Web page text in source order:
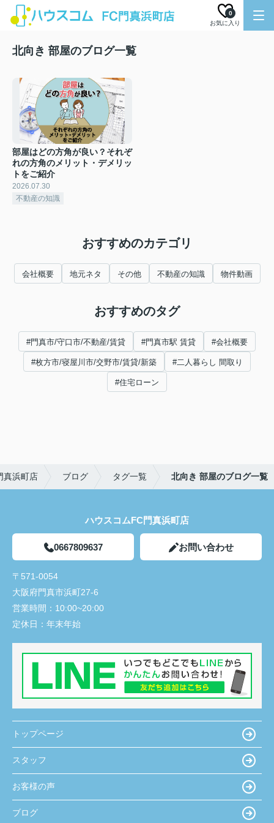
お気に入り
0
北向き 部屋のブログ一覧
部屋はどの方角が良い？それぞ
れの方角のメリット・デメリッ
トをご紹介
2026.07.30
不動産の知識
おすすめのカテゴリ
会社概要 地元ネタ その他 不動産の知識 物件動画
おすすめのタグ
#門真市/守口市/不動産/賃貸 #門真市駅 賃貸 #会社概要
#枚方市/寝屋川市/交野市/賃貸/新築 #二人暮らし 間取り
#住宅ローン
真浜町店 ブログ タグ一覧 北向き 部屋のブログ一覧
ハウスコムFC門真浜町店
0667809637 お問い合わせ
〒571-0054
大阪府門真市浜町27-6
営業時間： 10:00~20:00
定休日： 年末年始
トップページ
スタッフ
お客様の声
ブログ